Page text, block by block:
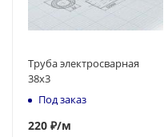
Труба электросварная
38x3
Под заказ
220 ₽/м